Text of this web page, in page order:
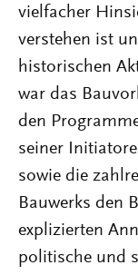
vielfacher
verstehen ist
historischen
war das
den
seiner
sowie die
Bauwerks den
explizierten
politische und